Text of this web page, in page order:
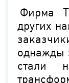
Фирма
других
однажды
стали